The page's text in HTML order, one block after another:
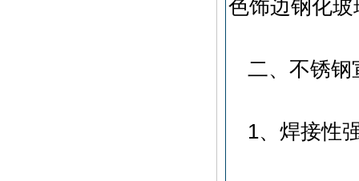
色饰边钢化
二、不锈钢
1、焊接性